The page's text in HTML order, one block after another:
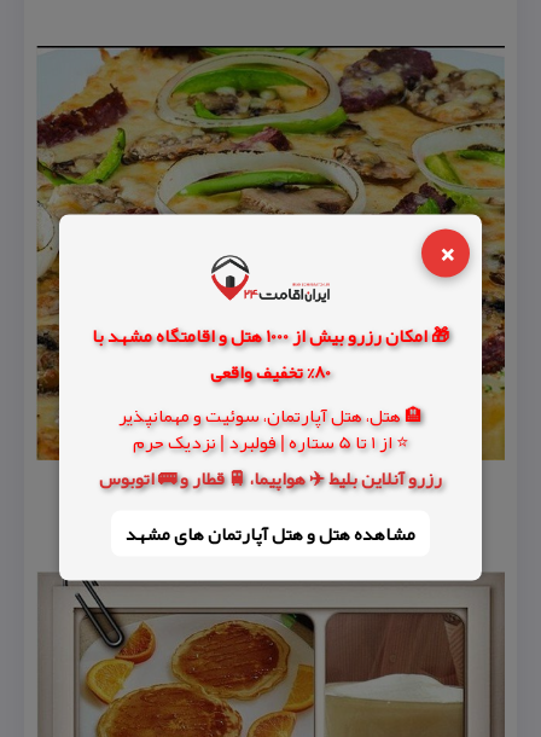
×
🎁 امکان رزرو بیش از 1000 هتل و اقامتگاه مشهد با
80% تخفیف واقعی
🏨 هتل، هتل آپارتمان، سوئیت و مهمانپذیر
⭐ از 1 تا 5 ستاره | فولبرد | نزدیک حرم
رزرو آنلاین بلیط ✈️ هواپیما، 🚆 قطار و 🚌 اتوبوس
مشاهده هتل و هتل‌ آپارتمان های مشهد